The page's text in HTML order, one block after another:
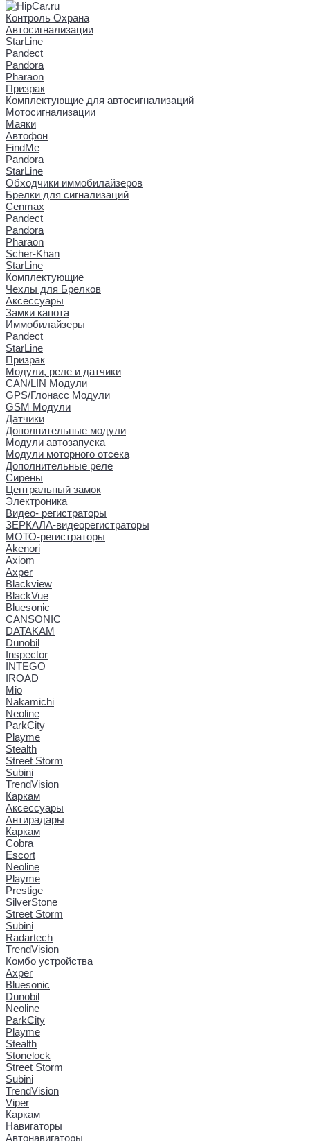
Контроль Охрана
Автосигнализации
StarLine
Pandect
Pandora
Pharaon
Призрак
Комплектующие для автосигнализаций
Мотосигнализации
Маяки
Автофон
FindMe
Pandora
StarLine
Обходчики иммобилайзеров
Брелки для сигнализаций
Cenmax
Pandect
Pandora
Pharaon
Scher-Khan
StarLine
Комплектующие
Чехлы для Брелков
Аксессуары
Замки капота
Иммобилайзеры
Pandect
StarLine
Призрак
Модули, реле и датчики
CAN/LIN Модули
GPS/Глонасс Модули
GSM Модули
Датчики
Дополнительные модули
Модули автозапуска
Модули моторного отсека
Дополнительные реле
Сирены
Центральный замок
Электроника
Видео- регистраторы
ЗЕРКАЛА-видеорегистраторы
МОТО-регистраторы
Akenori
Axiom
Axper
Blackview
BlackVue
Bluesonic
CANSONIC
DATAKAM
Dunobil
Inspector
INTEGO
IROAD
Mio
Nakamichi
Neoline
ParkCity
Playme
Stealth
Street Storm
Subini
TrendVision
Каркам
Аксессуары
Антирадары
Каркам
Cobra
Escort
Neoline
Playme
Prestige
SilverStone
Street Storm
Subini
Radartech
TrendVision
Комбо устройства
Axper
Bluesonic
Dunobil
Neoline
ParkCity
Playme
Stealth
Stonelock
Street Storm
Subini
TrendVision
Viper
Каркам
Навигаторы
Автонавигаторы